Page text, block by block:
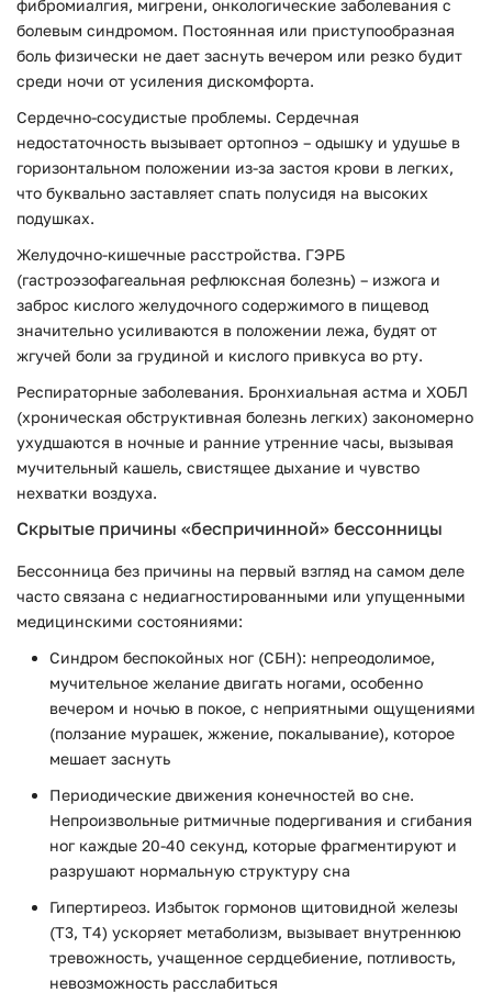
фибромиалгия, мигрени, онкологические заболевания с
болевым синдромом. Постоянная или приступообразная
боль физически не дает заснуть вечером или резко будит
среди ночи от усиления дискомфорта.
Сердечно-сосудистые проблемы. Сердечная
недостаточность вызывает ортопноэ – одышку и удушье в
горизонтальном положении из-за застоя крови в легких,
что буквально заставляет спать полусидя на высоких
подушках.
Желудочно-кишечные расстройства. ГЭРБ
(гастроэзофагеальная рефлюксная болезнь) – изжога и
заброс кислого желудочного содержимого в пищевод
значительно усиливаются в положении лежа, будят от
жгучей боли за грудиной и кислого привкуса во рту.
Респираторные заболевания. Бронхиальная астма и ХОБЛ
(хроническая обструктивная болезнь легких) закономерно
ухудшаются в ночные и ранние утренние часы, вызывая
мучительный кашель, свистящее дыхание и чувство
нехватки воздуха.
Скрытые причины «беспричинной» бессонницы
Бессонница без причины на первый взгляд на самом деле
часто связана с недиагностированными или упущенными
медицинскими состояниями:
Синдром беспокойных ног (СБН): непреодолимое,
мучительное желание двигать ногами, особенно
вечером и ночью в покое, с неприятными ощущениями
(ползание мурашек, жжение, покалывание), которое
мешает заснуть
Периодические движения конечностей во сне.
Непроизвольные ритмичные подергивания и сгибания
ног каждые 20-40 секунд, которые фрагментируют и
разрушают нормальную структуру сна
Гипертиреоз. Избыток гормонов щитовидной железы
(Т3, Т4) ускоряет метаболизм, вызывает внутреннюю
тревожность, учащенное сердцебиение, потливость,
невозможность расслабиться